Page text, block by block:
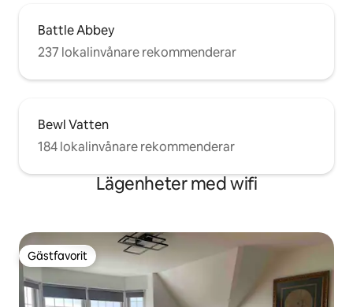
Battle Abbey
237 lokalinvånare rekommenderar
Bewl Vatten
184 lokalinvånare rekommenderar
Lägenheter med wifi
Gästfavorit
Gästfavorit